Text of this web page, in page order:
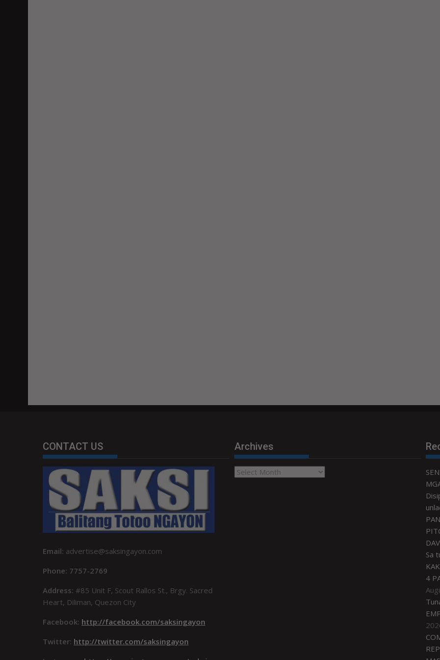
CONTACT US
Email: advertise@saksingayon.com
Phone: 7757-2769
Address: #85 Unit F, Scout Rallos St., Brgy. Sacred
Heart, Diliman, Quezon City
Facebook: http://facebook.com/saksingayon
Twitter: http://twitter.com/saksingayon
Archives
Archives
Sa
4